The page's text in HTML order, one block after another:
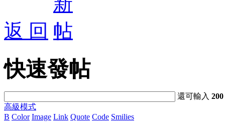
返 回
快速發帖
還可輸入200
高級模式
B Color Image Link Quote Code Smilies